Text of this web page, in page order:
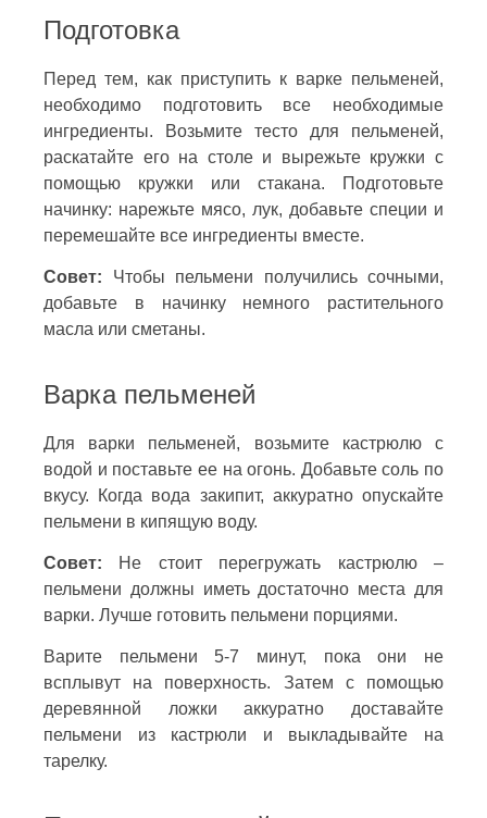
Подготовка
Перед тем, как приступить к варке пельменей,
необходимо подготовить все необходимые
ингредиенты. Возьмите тесто для пельменей,
раскатайте его на столе и вырежьте кружки с
помощью кружки или стакана. Подготовьте
начинку: нарежьте мясо, лук, добавьте специи и
перемешайте все ингредиенты вместе.
Совет: Чтобы пельмени получились сочными,
добавьте в начинку немного растительного
масла или сметаны.
Варка пельменей
Для варки пельменей, возьмите кастрюлю с
водой и поставьте ее на огонь. Добавьте соль по
вкусу. Когда вода закипит, аккуратно опускайте
пельмени в кипящую воду.
Совет: Не стоит перегружать кастрюлю –
пельмени должны иметь достаточно места для
варки. Лучше готовить пельмени порциями.
Варите пельмени 5-7 минут, пока они не
всплывут на поверхность. Затем с помощью
деревянной ложки аккуратно доставайте
пельмени из кастрюли и выкладывайте на
тарелку.